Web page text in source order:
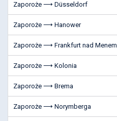
Zaporoże ⟶ Düsseldorf
Zaporoże ⟶ Hanower
Zaporoże ⟶ Frankfurt nad Menem
Zaporoże ⟶ Kolonia
Zaporoże ⟶ Brema
Zaporoże ⟶ Norymberga